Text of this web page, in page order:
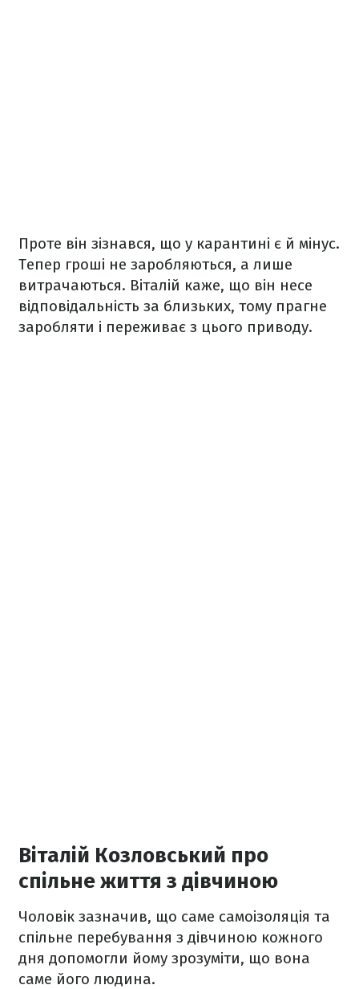
Проте він зізнався, що у карантині є й мінус.
Тепер гроші не заробляються, а лише
витрачаються. Віталій каже, що він несе
відповідальність за близьких, тому прагне
заробляти і переживає з цього приводу.
Віталій Козловський про
спільне життя з дівчиною
Чоловік зазначив, що саме самоізоляція та
спільне перебування з дівчиною кожного
дня допомогли йому зрозуміти, що вона
саме його людина.